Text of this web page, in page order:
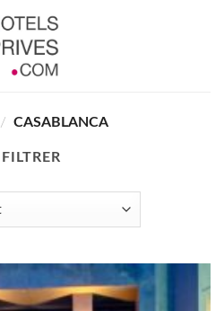
/ CASABLANCA
FILTRER